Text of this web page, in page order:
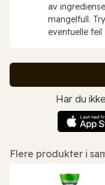
av
mangelfull.
eventuelle feil
Har du
Flere produkter i